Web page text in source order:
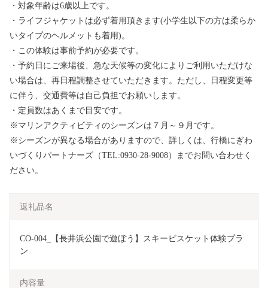
・対象年齢は6歳以上です。
・ライフジャケットは必ず着用頂きます(小学生以下の方は柔らか
いタイプのヘルメットも着用)。
・この体験は事前予約が必要です。
・予約日にご来場後、急な天候等の変化によりご利用いただけな
い場合は、再日程調整させていただきます。ただし、日程変更等
に伴う、交通費等は自己負担でお願いします。
・定員数はあくまで目安です。
※マリンアクティビティのシーズンは７月～９月です。
※シーズンが異なる場合がありますので、詳しくは、行橋にぎわ
いづくりパートナーズ（TEL:0930-28-9008）までお問い合わせく
ださい。
返礼品名
CO-004_【長井浜公園で遊ぼう】スキービスケット体験プラ
ン
内容量